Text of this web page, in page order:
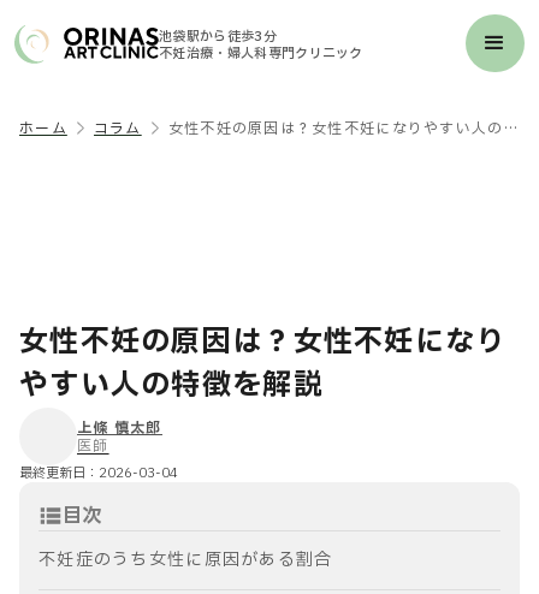
池袋駅から徒歩3分
不妊治療・婦人科専門クリニック
ホーム コラム 女性不妊の原因は？女性不妊になりやすい人の特徴を解説
女性不妊の原因は？女性不妊になり
やすい人の特徴を解説
上條 慎太郎
医師
最終更新日： 2026-03-04
目次
不妊症のうち女性に原因がある割合